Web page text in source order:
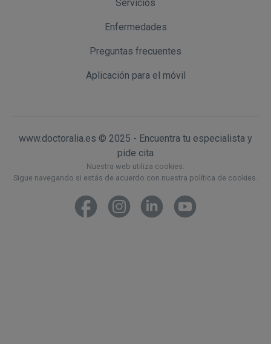
Servicios
Enfermedades
Preguntas frecuentes
Aplicación para el móvil
www.doctoralia.es © 2025 - Encuentra tu especialista y
pide cita
Nuestra web utiliza cookies.
Sigue navegando si estás de acuerdo con nuestra política de cookies.